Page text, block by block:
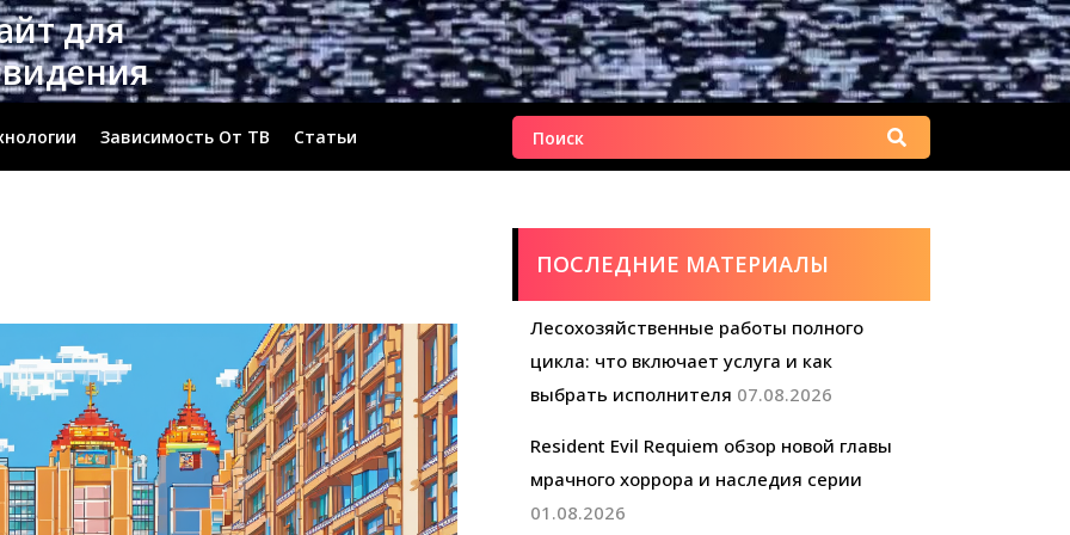
для
Зависимость От ТВ Статьи Найти:
ПОСЛЕДНИЕ МАТЕРИАЛЫ
Лесохозяйственные работы полного
цикла: что включает услуга и как
выбрать исполнителя 07.08.2026
Resident Evil Requiem обзор новой главы
мрачного хоррора и наследия серии
01.08.2026